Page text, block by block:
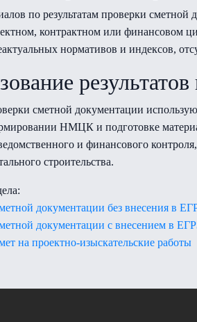
по результатам проверки
контрактном или финансовом
нормативов и индексов,
сметной документации
НМЦК и подготовке
и финансового
строительства.
документации без внесения в
документации с внесением в
на проектно-изыскательские работы